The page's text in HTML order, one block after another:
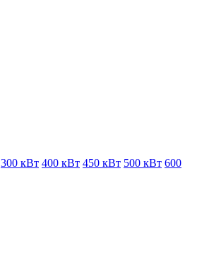
300 кВт 400 кВт 450 кВт 500 кВт 600